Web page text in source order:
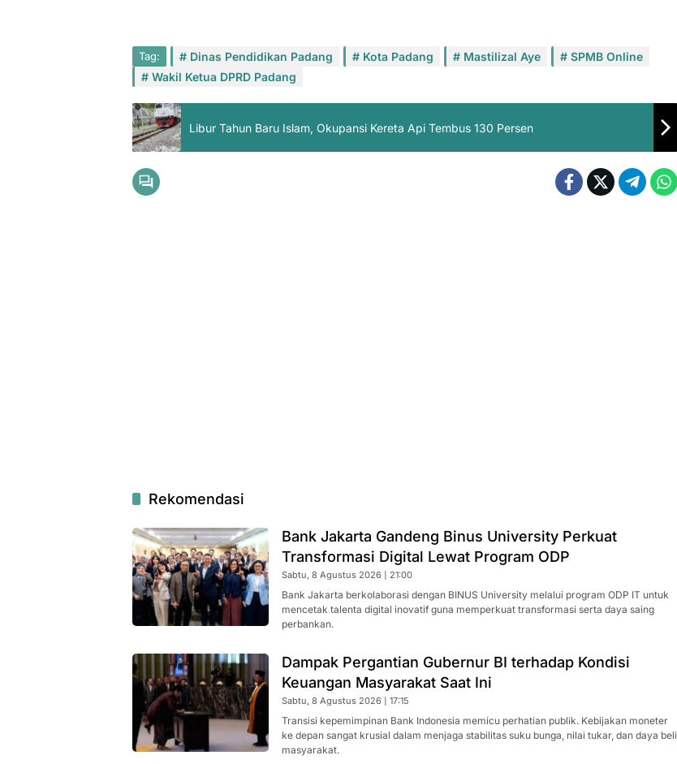
Tag: Dinas Pendidikan Padang Kota Padang Mastilizal Aye
SPMB Online
Wakil Ketua DPRD Padang
Libur Tahun Baru Islam, Okupansi Kereta Api Tembus 130 Persen
Rekomendasi
Bank Jakarta Gandeng Binus University Perkuat
Transformasi Digital Lewat Program ODP
Sabtu, 8 Agustus 2026 | 21:00
Bank Jakarta berkolaborasi dengan BINUS University melalui program ODP IT untuk
mencetak talenta digital inovatif guna memperkuat transformasi serta daya saing
perbankan.
Dampak Pergantian Gubernur BI terhadap Kondisi
Keuangan Masyarakat Saat Ini
Sabtu, 8 Agustus 2026 | 17:15
Transisi kepemimpinan Bank Indonesia memicu perhatian publik. Kebijakan moneter
ke depan sangat krusial dalam menjaga stabilitas suku bunga, nilai tukar, dan daya beli
masyarakat.